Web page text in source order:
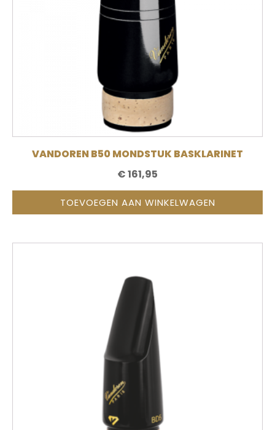
VANDOREN B50 MONDSTUK BASKLARINET
€161,95
TOEVOEGEN AAN WINKELWAGEN